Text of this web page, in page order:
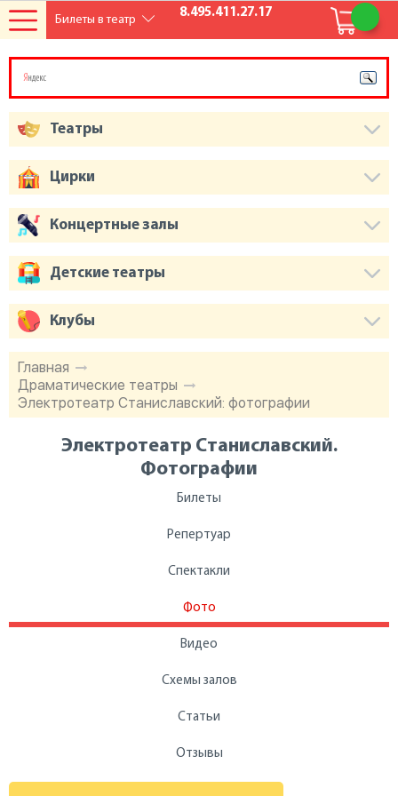
8.495.411.27.17
Главная
Драматические театры
Электротеатр Станиславский: фотографии
Электротеатр Станиславский.
Фотографии
Билеты
Репертуар
Спектакли
Фото
Видео
Схемы залов
Статьи
Отзывы
Театры
Цирки
Концертные залы
Детские театры
Клубы
Билеты в театр